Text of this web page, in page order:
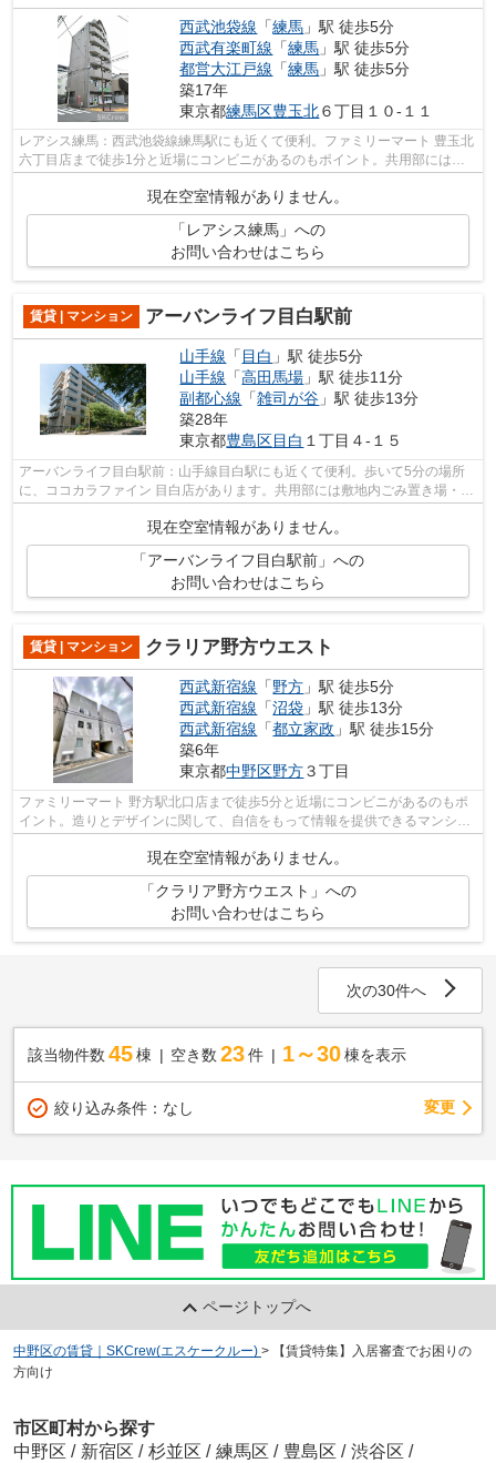
西武池袋線 「練馬 」駅 徒歩5分
西武有楽町線 「練馬 」駅 徒歩5分
都営大江戸線 「練馬 」駅 徒歩5分
築17年
東京都練馬区豊玉北６丁目１０-１１
レアシス練馬：西武池袋線練馬駅にも近くて便利。ファミリーマート 豊玉北
六丁目店まで徒歩1分と近場にコンビニがあるのもポイント。共用部には敷
現在空室情報がありません。
「レアシス練馬」への
お問い合わせはこちら
賃貸 | マンション アーバンライフ目白駅前
山手線 「 目白 」駅 徒歩5分
山手線 「高田馬場 」駅 徒歩11分
副都心線 「雑司が谷 」駅 徒歩13分
築28年
東京都豊島区目白 １丁目４-１５
アーバンライフ目白駅前：山手線目白駅にも近くて便利。歩いて5分の場所
に、ココカラファイン 目白店があります。共用部には敷地内ごみ置き場・エ
現在空室情報がありません。
「アーバンライフ目白駅前」への
お問い合わせはこちら
賃貸 | マンション クラリア野方ウエスト
西武新宿線 「野方 」駅 徒歩5分
西武新宿線 「沼袋 」駅 徒歩13分
西武新宿線 「都立家政 」駅 徒歩15分
築6年
東京都中野区野方３丁目
ファミリーマート 野方駅北口店まで徒歩5分と近場にコンビニがあるのもポ
イント。造りとデザインに関して、自信をもって情報を提供できるマンショ
ンです。徒歩5分で駅にアクセスできる...
現在空室情報がありません。
「クラリア野方ウエスト」への
お問い合わせはこちら
次の30件へ
該当物件数 45棟 空き数 23 件 1～30 棟を表示
絞り込み条件： なし 変更
ページトップへ
中野区の賃貸｜SKCrew(エスケークルー) >
【賃貸特集】入居審査でお困りの
方向け
市区町村から探す
中野区 / 新宿区 / 杉並区 / 練馬区 / 豊島区 / 渋谷区 /